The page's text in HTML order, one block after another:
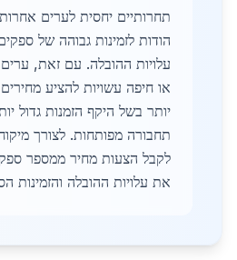
תחרותיים יחסית לערים
הודות לזמינות גבוהה של
עלויות ההובלה. עם זאת,
או חיפה עשויות להציע מחירים
יותר בשל היקף הזמנות גדול
תחבורה מפותחות. לצורך
לקבל הצעות מחיר ממספר
את עלויות ההובלה והזמינות